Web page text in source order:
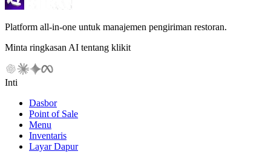
Platform all-in-one untuk manajemen pengiriman restoran.
Minta ringkasan AI tentang klikit
Inti
Dasbor
Point of Sale
Menu
Inventaris
Layar Dapur